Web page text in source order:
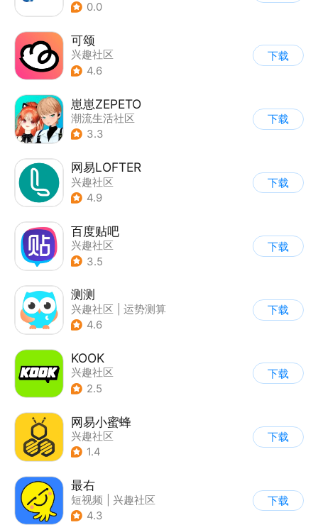
0.0
可颂
兴趣社区
4.6
下载
崽崽ZEPETO
潮流生活社区
| 表情包/头像
3.3
下载
网易LOFTER
兴趣社区
4.9
下载
百度贴吧
兴趣社区
3.5
下载
测测
兴趣社区
运势测算
4.6
下载
KOOK
兴趣社区
2.5
下载
网易小蜜蜂
兴趣社区
1.4
下载
最右
短视频
兴趣社区
4.3
下载